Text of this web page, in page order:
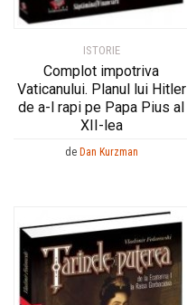
ISTORIE
Complot impotriva
Vaticanului. Planul lui Hitler
de a-l rapi pe Papa Pius al
XII-lea
de Dan Kurzman